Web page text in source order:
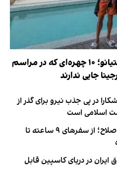
لیست ممنوعه کریستیانو؛ ۱۰ چهره‌ای که در مراسم
جایی ندارند
در پی جذب نیرو برای گذر از
اسلامی است
روایت فداکاری‌های محمد صلاح؛ از سفرهای ۹ ساعته تا
در دریای کاسپین قابل